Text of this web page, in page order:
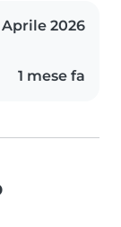
Aprile 2026
1 mese fa